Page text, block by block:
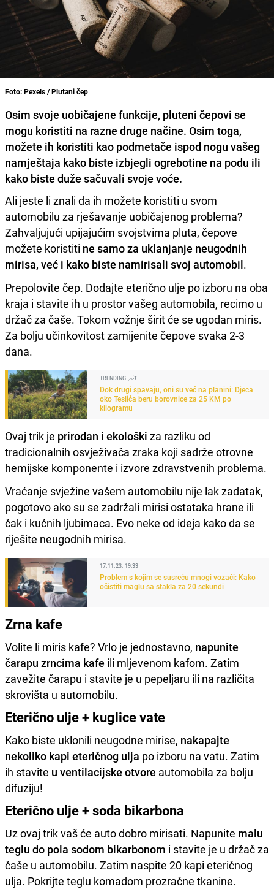
Foto: Pexels / Plutani čep
Osim svoje uobičajene funkcije, pluteni čepovi se
mogu koristiti na razne druge načine. Osim toga,
možete ih koristiti kao podmetače ispod nogu vašeg
namještaja kako biste izbjegli ogrebotine na podu ili
kako biste duže sačuvali svoje voće.
Ali jeste li znali da ih možete koristiti u svom
automobilu za rješavanje uobičajenog problema?
Zahvaljujući upijajućim svojstvima pluta, čepove
možete koristiti ne samo za uklanjanje neugodnih
mirisa, već i kako biste namirisali svoj automobil.
Prepolovite čep. Dodajte eterično ulje po izboru na oba
kraja i stavite ih u prostor vašeg automobila, recimo u
držač za čaše. Tokom vožnje širit će se ugodan miris.
Za bolju učinkovitost zamijenite čepove svaka 2-3
dana.
TRENDING
Dok drugi spavaju, oni su već na planini: Djeca
oko Teslića beru borovnice za 25 KM po
kilogramu
Ovaj trik je prirodan i ekološki za razliku od
tradicionalnih osvježivača zraka koji sadrže otrovne
hemijske komponente i izvore zdravstvenih problema.
Vraćanje svježine vašem automobilu nije lak zadatak,
pogotovo ako su se zadržali mirisi ostataka hrane ili
čak i kućnih ljubimaca. Evo neke od ideja kako da se
riješite neugodnih mirisa.
17.11.23. 19:33
Problem s kojim se susreću mnogi vozači: Kako
očistiti maglu sa stakla za 20 sekundi
Zrna kafe
Volite li miris kafe? Vrlo je jednostavno, napunite
čarapu zrncima kafe ili mljevenom kafom. Zatim
zavežite čarapu i stavite je u pepeljaru ili na različita
skrovišta u automobilu.
Eterično ulje + kuglice vate
Kako biste uklonili neugodne mirise, nakapajte
nekoliko kapi eteričnog ulja po izboru na vatu. Zatim
ih stavite u ventilacijske otvore automobila za bolju
difuziju!
Eterično ulje + soda bikarbona
Uz ovaj trik vaš će auto dobro mirisati. Napunite malu
teglu do pola sodom bikarbonom i stavite je u držač za
čaše u automobilu. Zatim naspite 20 kapi eteričnog
ulja. Pokrijte teglu komadom prozračne tkanine.